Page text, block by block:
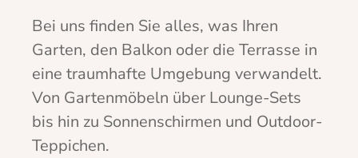
Bei uns finden Sie alles, was Ihren
Garten, den Balkon oder die Terrasse in
eine traumhafte Umgebung verwandelt.
Von Gartenmöbeln über Lounge-Sets
bis hin zu Sonnenschirmen und Outdoor-
Teppichen.